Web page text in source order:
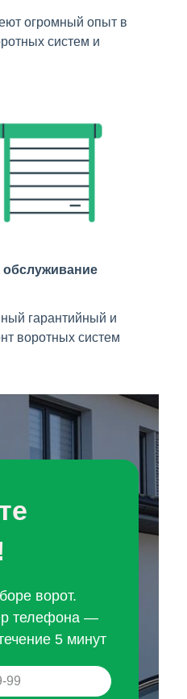
огромный опыт в
систем и
обслуживание
гарантийный и
воротных систем
ворот.
телефона —
5 минут